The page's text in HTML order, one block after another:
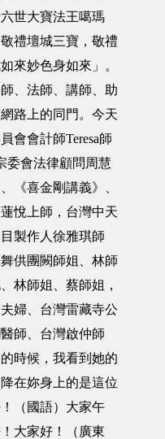
世大寶法王噶瑪
禮壇城三寶，敬禮
來妙色身如來」。
、法師、講師、助
路上的同門。今天
會會計師Teresa師
委會法律顧問周慧
《喜金剛講義》、
悅上師，台灣中天
製作人徐雅琪師
供團闕師姐、林師
林師姐、蔡師姐，
婦、台灣雷藏寺公
師、台灣啟仲師
時候，我看到她的
在妳身上的是這位
（國語）大家午
大家好！（廣東